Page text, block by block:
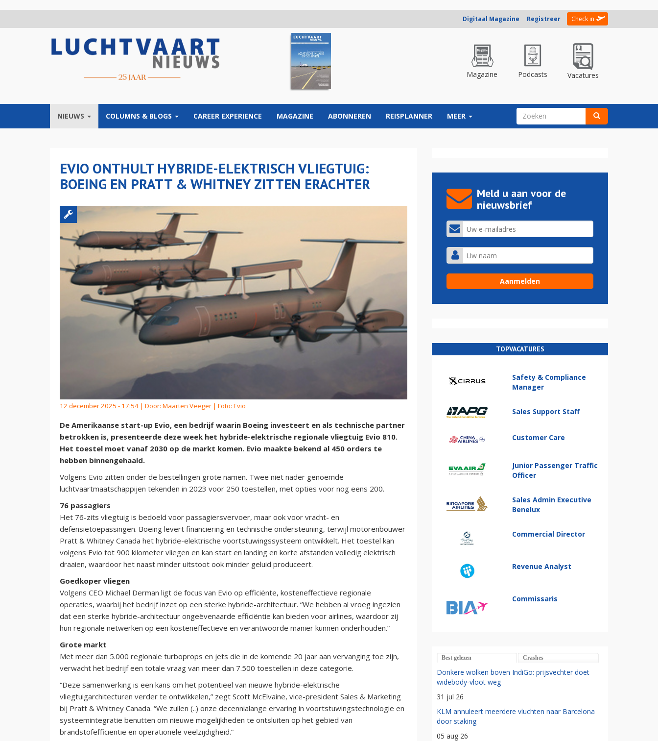
Digitaal Magazine Registreer Check in
Magazine Podcasts Vacatures
NIEUWS COLUMNS & BLOGS CAREER EXPERIENCE MAGAZINE ABONNEREN REISPLANNER MEER ZOEKVELD
EVIO ONTHULT HYBRIDE-ELEKTRISCH VLIEGTUIG:
BOEING EN PRATT & WHITNEY ZITTEN ERACHTER
12 december 2025 - 17:54 | Door: Maarten Veeger | Foto: Evio
De Amerikaanse start-up Evio, een bedrijf waarin Boeing investeert en als technische partner
betrokken is, presenteerde deze week het hybride-elektrische regionale vliegtuig Evio 810.
Het toestel moet vanaf 2030 op de markt komen. Evio maakte bekend al 450 orders te
hebben binnengehaald.
Volgens Evio zitten onder de bestellingen grote namen. Twee niet nader genoemde
luchtvaartmaatschappijen tekenden in 2023 voor 250 toestellen, met opties voor nog eens 200.
76 passagiers
Het 76-zits vliegtuig is bedoeld voor passagiersvervoer, maar ook voor vracht- en
defensietoepassingen. Boeing levert financiering en technische ondersteuning, terwijl motorenbouwer
Pratt & Whitney Canada het hybride-elektrische voortstuwingssysteem ontwikkelt. Het toestel kan
volgens Evio tot 900 kilometer vliegen en kan start en landing en korte afstanden volledig elektrisch
draaien, waardoor het naast minder uitstoot ook minder geluid produceert.
Goedkoper vliegen
Volgens CEO Michael Derman ligt de focus van Evio op efficiënte, kosteneffectieve regionale
operaties, waarbij het bedrijf inzet op een sterke hybride-architectuur. “We hebben al vroeg ingezien
dat een sterke hybride-architectuur ongeëvenaarde efficiëntie kan bieden voor airlines, waardoor zij
hun regionale netwerken op een kosteneffectieve en verantwoorde manier kunnen onderhouden.”
Grote markt
Met meer dan 5.000 regionale turboprops en jets die in de komende 20 jaar aan vervanging toe zijn,
verwacht het bedrijf een totale vraag van meer dan 7.500 toestellen in deze categorie.
“Deze samenwerking is een kans om het potentieel van nieuwe hybride-elektrische
vliegtuigarchitecturen verder te ontwikkelen,” zegt Scott McElvaine, vice-president Sales & Marketing
bij Pratt & Whitney Canada. “We zullen (..) onze decennialange ervaring in voortstuwingstechnologie en
systeemintegratie benutten om nieuwe mogelijkheden te ontsluiten op het gebied van
brandstofefficiëntie en operationele veelzijdigheid.”
Meld u aan voor de
nieuwsbrief
TOPVACATURES
Safety & Compliance
Manager
Sales Support Staff
Customer Care
Junior Passenger Traffic
Officer
Sales Admin Executive
Benelux
Commercial Director
Revenue Analyst
Commissaris
Best gelezen Crashes
Donkere wolken boven IndiGo: prijsvechter doet
widebody-vloot weg
31 jul 26
KLM annuleert meerdere vluchten naar Barcelona
door staking
05 aug 26